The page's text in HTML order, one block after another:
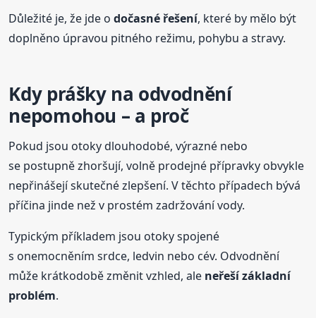
Důležité je, že jde odočasné řešení, které by mělo být
doplněno úpravou pitného režimu, pohybu a stravy.
Kdy prášky na odvodnění
nepomohou – a proč
Pokud jsou otoky dlouhodobé, výrazné nebo
se postupně zhoršují, volně prodejné přípravky obvykle
nepřinášejí skutečné zlepšení. V těchto případech bývá
příčina jinde než v prostém zadržování vody.
Typickým příkladem jsou otoky spojené
s onemocněním srdce, ledvin nebo cév. Odvodnění
může krátkodobě změnit vzhled, ale neřeší základní
problém.